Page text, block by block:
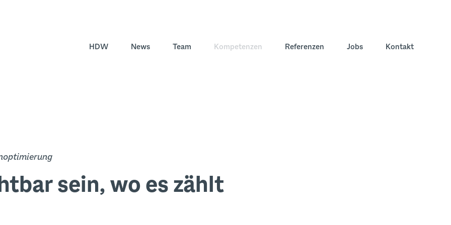
HDW News Team Kompetenzen Referenzen Jobs Kontakt
sein, wo es zählt